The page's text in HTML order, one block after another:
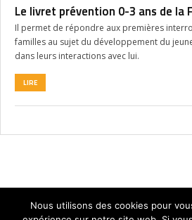
Le livret prévention 0-3 ans de la
Il permet de répondre aux premières
familles au sujet du développement du
dans leurs interactions avec lui.
LIRE
Nous utilisons des cookies pour